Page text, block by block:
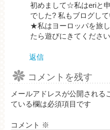
初めまして☆私はeriと
でした? 私もブログし
★私はヨーロッパを旅
たら遊びにきてください
返信
コメントを残す
メールアドレスが公開される
ている欄は必須項目です
コメント ※